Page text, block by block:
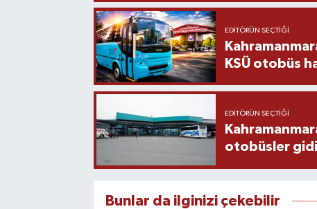
EDITÖRÜN SEÇTIĞI
KSÜ otobüs
EDITÖRÜN SEÇTIĞI
otobüsler
Bunlar da ilginizi çekebilir